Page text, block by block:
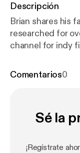
Descripción
Brian shares his
researched for
channel for indy
one of his all-
your brain), tips
pests, an
with poetry, and
plant products
Comentarios0
Sé la
¡Regístrate